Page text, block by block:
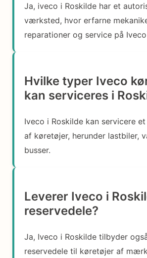
Ja, iveco i Roskilde har et
værksted, hvor erfarne
reparationer og service på
Hvilke typer Iveco
kan serviceres i
Iveco i Roskilde kan servicere
af køretøjer, herunder lastbiler,
busser.
Leverer Iveco i
reservedele?
Ja, Iveco i Roskilde tilbyder
reservedele til køretøjer af